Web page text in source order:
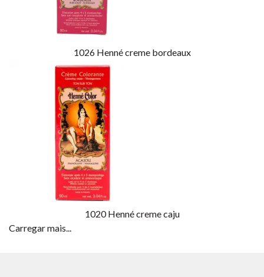
1026 Henné creme bordeaux
1020Henné creme caju
Carregar mais...